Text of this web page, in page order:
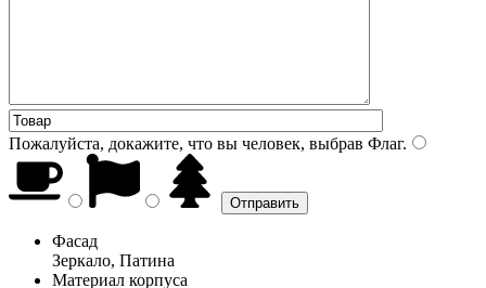
Пожалуйста, докажите, что вы человек, выбрав Флаг.
Фасад
Зеркало, Патина
Материал корпуса